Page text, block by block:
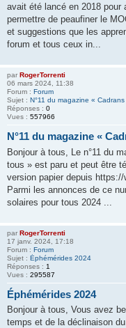
avait été lancé en 2018 pour
permettre de peaufiner le
et suggestions que les
forum et tous ceux in...
par RogerTorrenti
06 mars 2024, 11:38
Forum : Forum
Sujet : N°11 du magazine «
Réponses : 0
Vues : 557966
N°11 du magazine «
Bonjour à tous, Le n°11 du
tous » est paru et peut être
version papier depuis
Parmi les annonces de ce
solaires pour tous 2024 ...
par RogerTorrenti
17 janv. 2024, 17:18
Forum : Forum
Sujet : Éphémérides 2024
Réponses : 1
Vues : 295587
Éphémérides 2024
Bonjour à tous, Vous avez
temps et de la déclinaison